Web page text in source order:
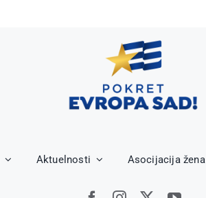
Aktuelnosti Asocijacija žena